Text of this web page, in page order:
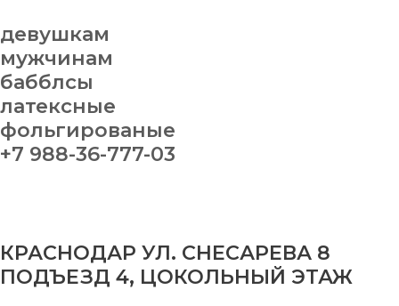
девушкам
мужчинам
бабблсы
латексные
фольгированые
+7 988-36-777-03
КРАСНОДАР УЛ. СНЕСАРЕВА 8
ПОДЪЕЗД 4, ЦОКОЛЬНЫЙ ЭТАЖ